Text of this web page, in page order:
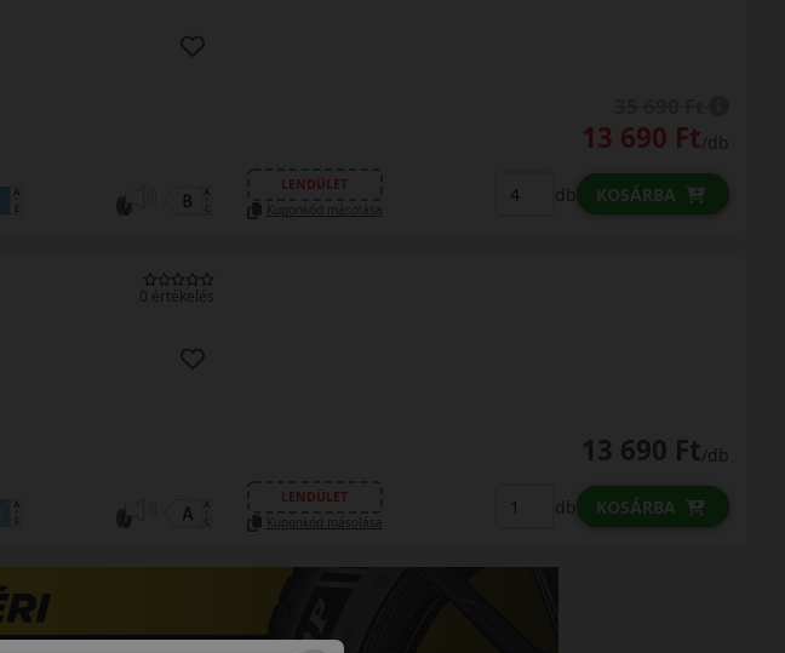
13 690 Ft/db
LENDÜLET
Kuponkód másolása
db KOSÁRBA
0 értékelés
13 690 Ft/db
LENDÜLET
Kuponkód másolása
db KOSÁRBA